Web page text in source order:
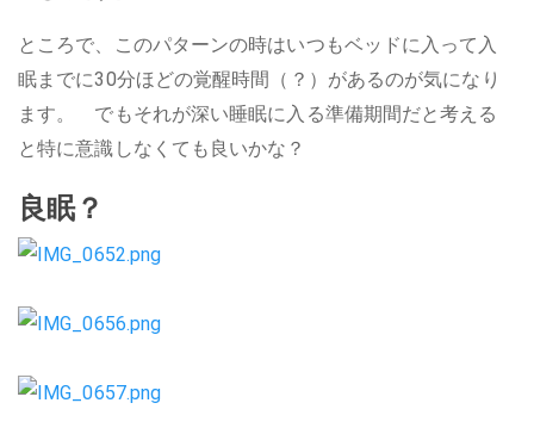
ところで、このパターンの時はいつもベッドに入って入
眠までに30分ほどの覚醒時間（？）があるのが気になり
ます。 でもそれが深い睡眠に入る準備期間だと考える
と特に意識しなくても良いかな？
良眠？